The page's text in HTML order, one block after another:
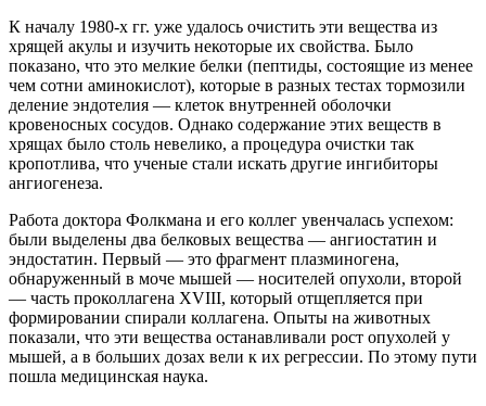
К началу 1980-х гг. уже удалось очистить эти вещества из
хрящей акулы и изучить некоторые их свойства. Было
показано, что это мелкие белки (пептиды, состоящие из менее
чем сотни аминокислот), которые в разных тестах тормозили
деление эндотелия — клеток внутренней оболочки
кровеносных сосудов. Однако содержание этих веществ в
хрящах было столь невелико, а процедура очистки так
кропотлива, что ученые стали искать другие ингибиторы
ангиогенеза.
Работа доктора Фолкмана и его коллег увенчалась успехом:
были выделены два белковых вещества — ангиостатин и
эндостатин. Первый — это фрагмент плазминогена,
обнаруженный в моче мышей — носителей опухоли, второй
— часть проколлагена XVIII, который отщепляется при
формировании спирали коллагена. Опыты на животных
показали, что эти вещества останавливали рост опухолей у
мышей, а в больших дозах вели к их регрессии. По этому пути
пошла медицинская наука.